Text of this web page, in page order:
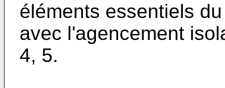
éléments essentiels
avec l'agencement
4, 5.